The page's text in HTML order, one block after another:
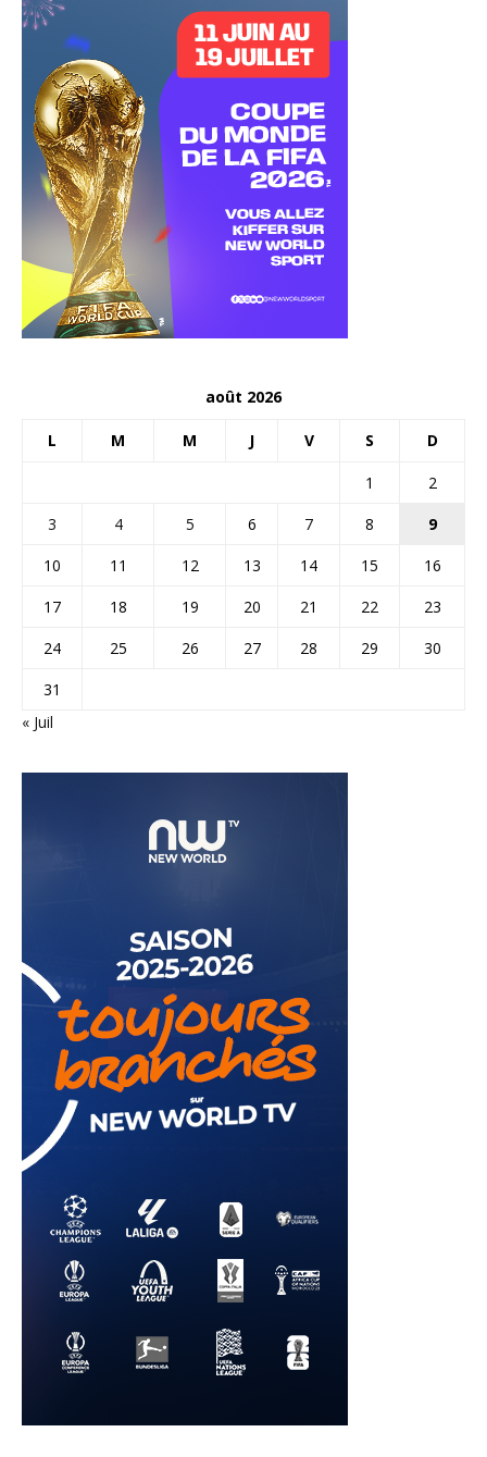
août 2026
L M M J V S D
1
2
3
4 5 6 7 8
9
10
11 12 13 14 15
16
17
18 19 20 21 22
23
24
25 26 27 28 29
30
31
« Juil